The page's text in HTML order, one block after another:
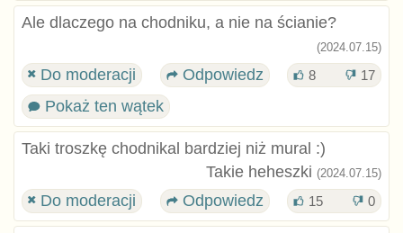
Ale dlaczego na chodniku, a nie na ścianie?
(2024.07.15)
Do moderacji Odpowiedz 8 17
Pokaż ten wątek
Taki troszkę chodnikal bardziej niż mural :)
Takie heheszki (2024.07.15)
Do moderacji Odpowiedz 15 0